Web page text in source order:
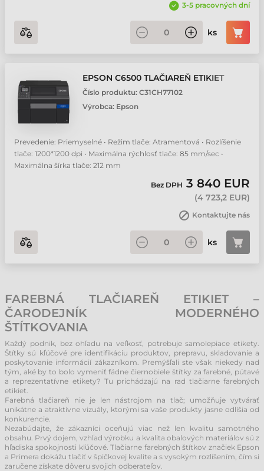
3-5 pracovných dní
ks
EPSON C6500 TLAČIAREŇ ETIKIET
Číslo produktu: C31CH77102
Výrobca: Epson
Prevedenie: Priemyselné • Režim tlače: Atramentová • Rozlíšenie
tlače: 1200*1200 dpi • Maximálna rýchlosť tlače: 85 mm/sec •
Maximálna šírka tlače: 212 mm
Bez DPH 3 840 EUR
(4 723,2 EUR)
Kontaktujte nás
ks
FAREBNÁ TLAČIAREŇ ETIKIET –
ČARODEJNÍK MODERNÉHO
ŠTÍTKOVANIA
Každý podnik, bez ohľadu na veľkosť, potrebuje samolepiace etikety.
Štítky sú kľúčové pre identifikáciu produktov, prepravu, skladovanie a
poskytovanie informácií zákazníkom. Premýšľali ste však niekedy nad
tým, aké by to bolo vymeniť fádne čiernobiele štítky za farebné, pútavé
a reprezentatívne etikety? Tu prichádzajú na rad tlačiarne farebných
etikiet.
Farebná tlačiareň nie je len nástrojom na tlač; umožňuje vytvárať
unikátne a atraktívne vizuály, ktorými sa vaše produkty jasne odlíšia od
konkurencie.
Nezabúdajte, že zákazníci oceňujú viac než len kvalitu samotného
obsahu. Prvý dojem, vzhľad výrobku a kvalita obalových materiálov sú z
hľadiska spokojnosti kľúčové. Tlačiarne farebných štítkov značiek Epson
a Primera dokážu tlačiť v špičkovej kvalite a s vysokým rozlíšením, čím si
zaručene získate dôveru svojich odberateľov.